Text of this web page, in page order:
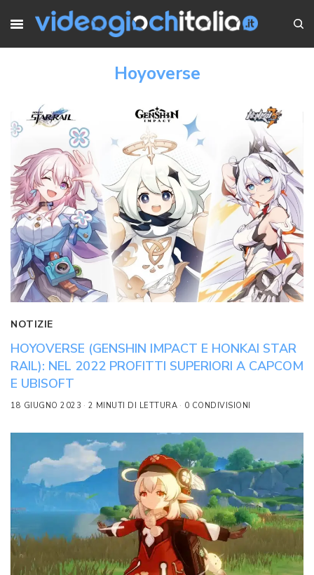
Hoyoverse
NOTIZIE
HOYOVERSE (GENSHIN IMPACT E HONKAI STAR
RAIL): NEL 2022 PROFITTI SUPERIORI A CAPCOM
E UBISOFT
18 GIUGNO 2023 2 MINUTI DI LETTURA 0 CONDIVISIONI